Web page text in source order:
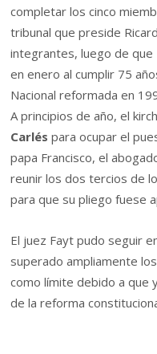
completar los cinco
tribunal que preside
integrantes, luego de que
en enero al cumplir 75
Nacional reformada en
A principios de año, el
Carléspara ocupar el
papa Francisco, el
reunir los dos tercios de
para que su pliego fuese
El juez Fayt pudo seguir
superado ampliamente
como límite debido a que
de la reforma